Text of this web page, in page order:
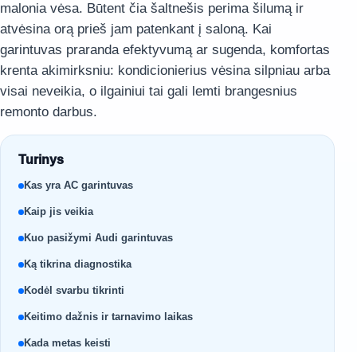
malonia vėsa. Būtent čia šaltnešis perima šilumą ir
atvėsina orą prieš jam patenkant į saloną. Kai
garintuvas praranda efektyvumą ar sugenda, komfortas
krenta akimirksniu: kondicionierius vėsina silpniau arba
visai neveikia, o ilgainiui tai gali lemti brangesnius
remonto darbus.
Turinys
Kas yra AC garintuvas
Kaip jis veikia
Kuo pasižymi Audi garintuvas
Ką tikrina diagnostika
Kodėl svarbu tikrinti
Keitimo dažnis ir tarnavimo laikas
Kada metas keisti